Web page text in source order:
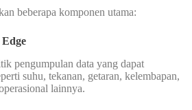
beberapa komponen utama:
pengumpulan data yang dapat
suhu, tekanan, getaran, kelembapan,
lainnya.